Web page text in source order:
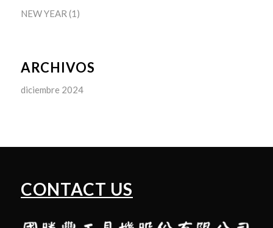
NEW YEAR (1)
ARCHIVOS
diciembre 2024
CONTACT US